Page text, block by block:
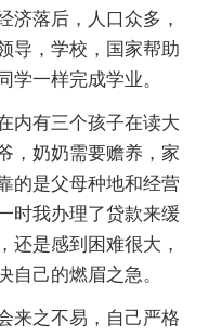
济落后，人口众多，
导，学校，国家帮助
学一样完成学业。
内有三个孩子在读大
，奶奶需要赡养，家
的是父母种地和经营
时我办理了贷款来缓
还是感到困难很大，
自己的燃眉之急。
来之不易，自己严格